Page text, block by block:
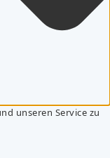
unseren Service zu